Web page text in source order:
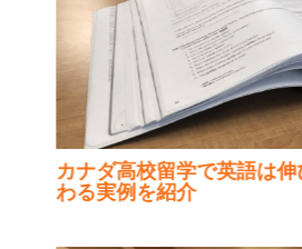
カナダ高校留学で英語は
わる実例を紹介